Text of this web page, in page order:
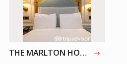
THE MARLTON HOTEL - New York City